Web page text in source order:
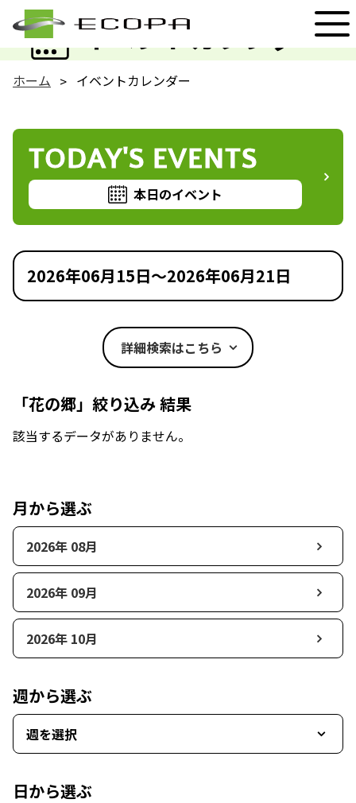
イベントカレンダー
EVENT
ホーム イベントカレンダー
TODAY'S EVENTS
本日のイベント
2026年06月15日～2026年06月21日
詳細検索はこちら
「花の郷」絞り込み 結果
該当するデータがありません。
月から選ぶ
2026年 08月
2026年 09月
2026年 10月
週から選ぶ
週を選択
日から選ぶ